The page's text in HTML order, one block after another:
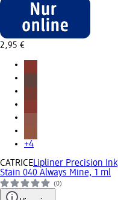
2,95 €
+4
CATRICELipliner Precision Ink
Stain 040 Always Mine, 1 ml
(0)